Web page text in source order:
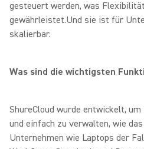
gesteuert werden, was
gewährleistet.Und sie ist für
skalierbar.
Was sind die wichtigsten
ShureCloud wurde entwickelt,
und einfach zu verwalten, wie
Unternehmen wie Laptops der